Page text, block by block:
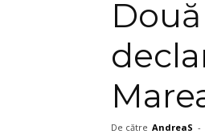
De către AndreaS -